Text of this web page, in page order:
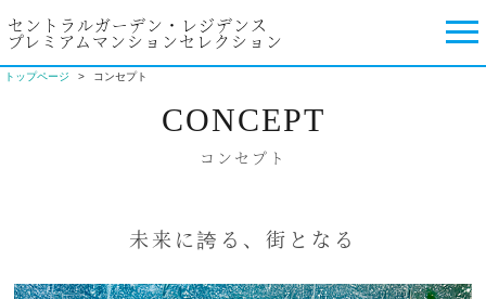
セントラルガーデン・レジデンス
プレミアムマンションセレクション
トップページ コンセプト
CONCEPT
コンセプト
未来に誇る、街となる